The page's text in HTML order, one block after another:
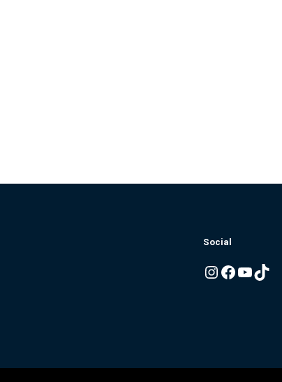
Social
Instagram Facebook YouTube TikTok